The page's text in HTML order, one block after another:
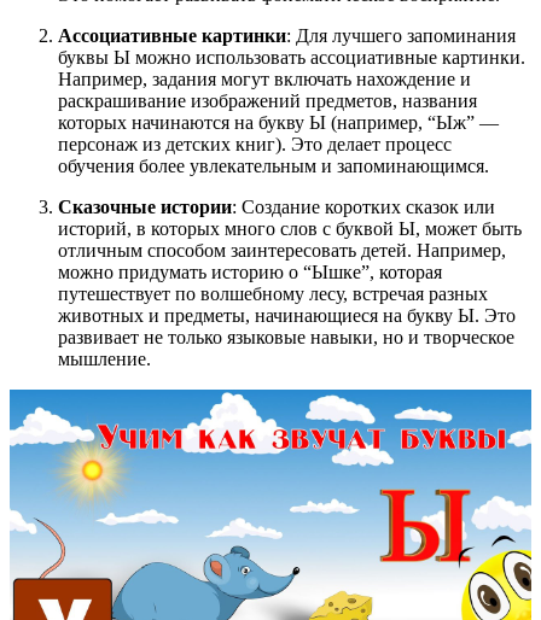
Ассоциативные картинки: Для лучшего запоминания
буквы Ы можно использовать ассоциативные картинки.
Например, задания могут включать нахождение и
раскрашивание изображений предметов, названия
которых начинаются на букву Ы (например, “Ыж” —
персонаж из детских книг). Это делает процесс
обучения более увлекательным и запоминающимся.
Сказочные истории: Создание коротких сказок или
историй, в которых много слов с буквой Ы, может быть
отличным способом заинтересовать детей. Например,
можно придумать историю о “Ышке”, которая
путешествует по волшебному лесу, встречая разных
животных и предметы, начинающиеся на букву Ы. Это
развивает не только языковые навыки, но и творческое
мышление.